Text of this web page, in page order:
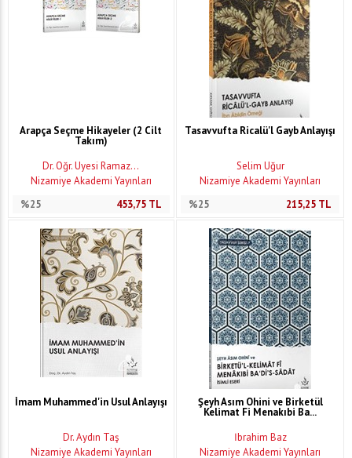
Arapça Seçme Hikayeler (2 Cilt
Takım)
Dr. Öğr. Üyesi Ramaz...
Nizamiye Akademi Yayınları
%25
453,75TL
Tasavvufta Ricalü'l Gayb Anlayışı
Selim Uğur
Nizamiye Akademi Yayınları
%25
215,25 TL
İmam Muhammed'in Usul Anlayışı
Dr. Aydın Taş
Nizamiye Akademi Yayınları
Şeyh Asım Ohini ve Birketül
Kelimat Fi Menakıbi Ba...
İbrahim Baz
Nizamiye Akademi Yayınları